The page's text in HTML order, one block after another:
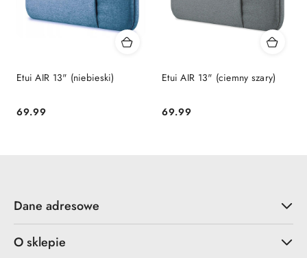
Etui AIR 13" (niebieski)
Cena:
69.99
Etui AIR 13" (ciemny szary)
Cena:
69.99
Dane adresowe
O sklepie